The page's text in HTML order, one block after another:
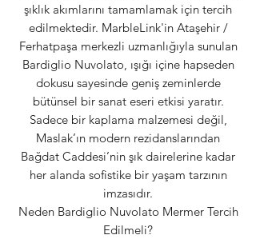
şıklık akımlarını tamamlamak için tercih
edilmektedir. MarbleLink'in Ataşehir /
Ferhatpaşa merkezli uzmanlığıyla sunulan
Bardiglio Nuvolato, ışığı içine hapseden
dokusu sayesinde geniş zeminlerde
bütünsel bir sanat eseri etkisi yaratır.
Sadece bir kaplama malzemesi değil,
Maslak’ın modern rezidanslarından
Bağdat Caddesi’nin şık dairelerine kadar
her alanda sofistike bir yaşam tarzının
imzasıdır.
Neden Bardiglio Nuvolato Mermer Tercih
Edilmeli?